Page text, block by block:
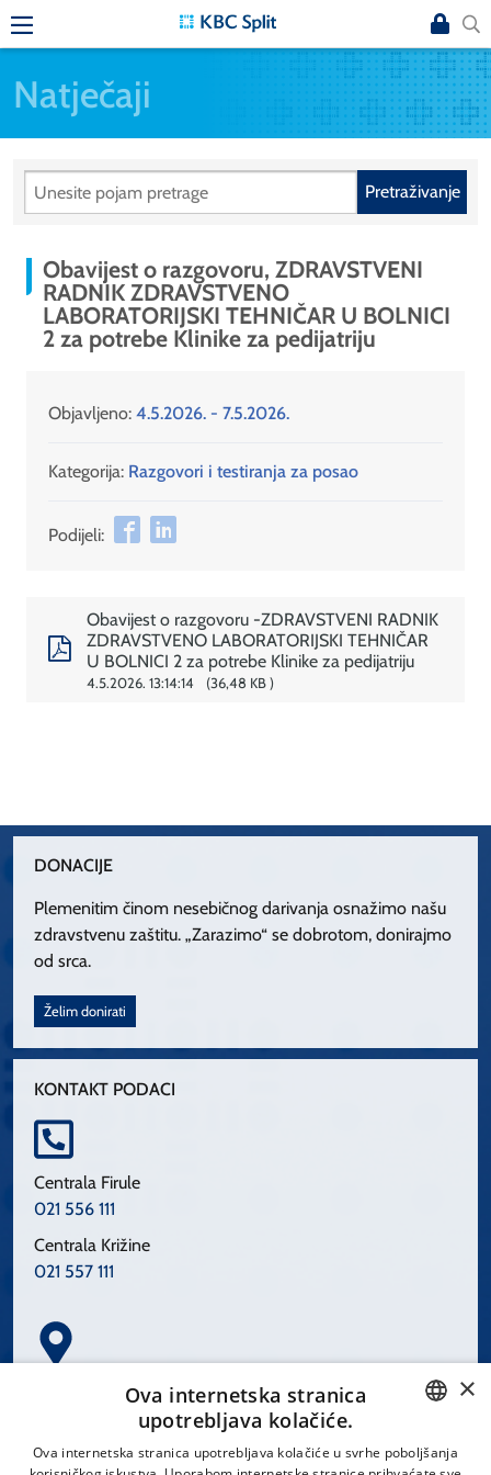
Natječaji
Pretraživanje
Obavijest o razgovoru, ZDRAVSTVENI
RADNIK ZDRAVSTVENO
LABORATORIJSKI TEHNIČAR U BOLNICI
2 za potrebe Klinike za pedijatriju
Objavljeno: 4.5.2026. - 7.5.2026.
Kategorija: Razgovori i testiranja za posao
Podijeli:
Obavijest o razgovoru -ZDRAVSTVENI RADNIK
ZDRAVSTVENO LABORATORIJSKI TEHNIČAR
U BOLNICI 2 za potrebe Klinike za pedijatriju
4.5.2026. 13:14:14 36,48 KB
DONACIJE
Plemenitim činom nesebičnog darivanja osnažimo našu
zdravstvenu zaštitu. „Zarazimo“ se dobrotom, donirajmo
od srca.
Želim donirati
KONTAKT PODACI
Centrala Firule
021 556 111
Centrala Križine
021 557 111
Spinčićeva 1, 21000 Split
CROATIAN
×
Ova internetska stranica
upotrebljava kolačiće.
Ova internetska stranica upotrebljava kolačiće u svrhe poboljšanja